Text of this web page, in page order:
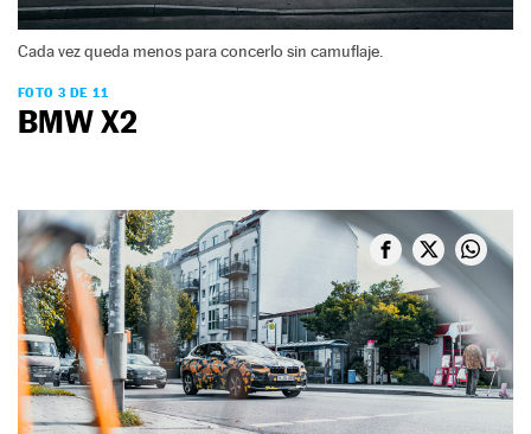
Cada vez queda menos para concerlo sin camuflaje.
FOTO 3 DE 11
BMW X2